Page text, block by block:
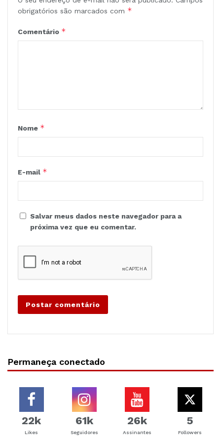
obrigatórios são marcados com *
Comentário *
Nome *
E-mail *
Salvar meus dados neste navegador para a
próxima vez que eu comentar.
Permaneça conectado
22k
Likes
61k
Seguidores
26k
Assinantes
5
Followers